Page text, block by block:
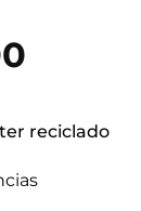
reciclado